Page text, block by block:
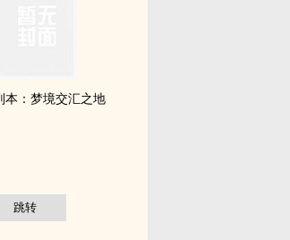
本：梦境交汇之地